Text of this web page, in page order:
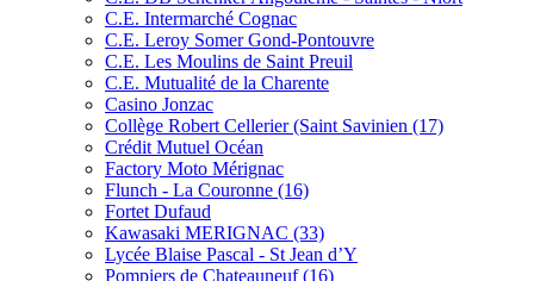
C.E. Intermarché Cognac
C.E. Leroy Somer Gond-Pontouvre
C.E. Les Moulins de Saint Preuil
C.E. Mutualité de la Charente
Casino Jonzac
Collège Robert Cellerier (Saint Savinien (17)
Crédit Mutuel Océan
Factory Moto Mérignac
Flunch - La Couronne (16)
Fortet Dufaud
Kawasaki MERIGNAC (33)
Lycée Blaise Pascal - St Jean d’Y
Pompiers de Chateauneuf (16)